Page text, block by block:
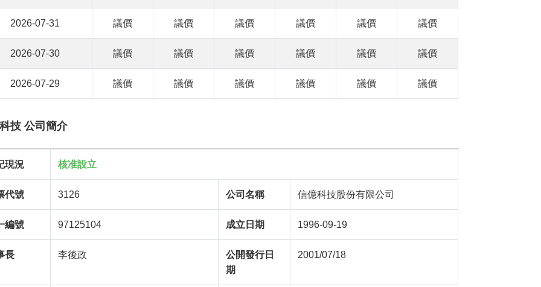
2026-07-31 議價 議價 議價 議價 議價 議價
2026-07-30 議價 議價 議價 議價 議價 議價
2026-07-29 議價 議價 議價 議價 議價 議價
技 公司簡介
現況 核准設立
代號 3126 公司名稱 信億科技股份有限公司
編號 97125104 成立日期 1996-09-19
長 李後政
公開發行日
期
2001/07/18